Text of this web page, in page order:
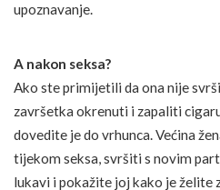
upoznavanje.
A nakon seksa?
Ako ste primijetili da ona nije
završetka okrenuti i zapaliti
dovedite je do vrhunca. Većina
tijekom seksa, svršiti s novim
lukavi i pokažite joj kako je želite